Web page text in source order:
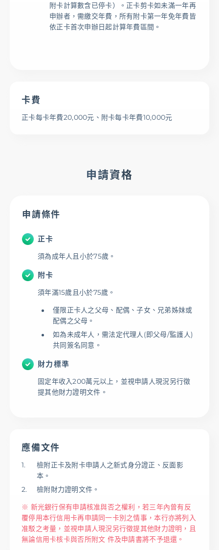
附卡計算數含已停卡）。正卡剪卡如未滿一年再
申辦者，需繳交年費，所有附卡第一年免年費皆
依正卡首次申辦日起計算年費區間。
卡費
正卡每卡年費20,000元、附卡每卡年費10,000元
申請資格
申請條件
正卡
須為成年人且小於75歲。
附卡
須年滿15歲且小於75歲。
僅限正卡人之父母、配偶、子女、兄弟姊妹或
配偶之父母。
如為未成年人，需法定代理人(即父母/監護人)
共同簽名同意。
財力標準
固定年收入200萬元以上，並視申請人現況另行徵
提其他財力證明文件。
應備文件
檢附正卡及附卡申請人之新式身分證正、反面影
本。
檢附財力證明文件。
※ 新光銀行保有申請核准與否之權利，若三年內曾有反
覆停用本行信用卡再申請同一卡別之情事，本行亦將列入
准駁之考量，並視申請人現況另行徵提其他財力證明，且
無論信用卡核卡與否所附文 件及申請書將不予退還。